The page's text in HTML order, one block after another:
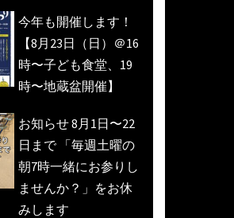
今年も開催します！
【8月23日（日）＠16
時〜子ども食堂、19
時〜地蔵盆開催】
お知らせ 8月1日〜22
日まで 「毎週土曜の
朝7時一緒にお参りし
ませんか？」をお休
みします